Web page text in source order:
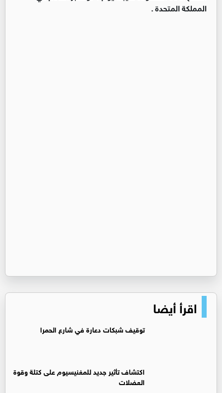
المملكة المتحدة .
اقرأ أيضا
توقيف شبكات دعارة في شارع الحمرا
اكتشاف تأثير جديد للمغنيسيوم على كتلة وقوة
العضلات